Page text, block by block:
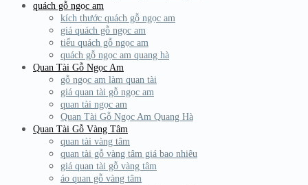
quách gỗ ngọc am
kích thước quách gỗ ngọc am
giá quách gỗ ngọc am
tiểu quách gỗ ngọc am
quách gỗ ngọc am quang hà
Quan Tài Gỗ Ngọc Am
gỗ ngọc am làm quan tài
giá quan tài gỗ ngọc am
quan tài ngọc am
Quan Tài Gỗ Ngọc Am Quang Hà
Quan Tài Gỗ Vàng Tâm
quan tài vàng tâm
quan tài gỗ vàng tâm giá bao nhiêu
giá quan tài gỗ vàng tâm
áo quan gỗ vàng tâm